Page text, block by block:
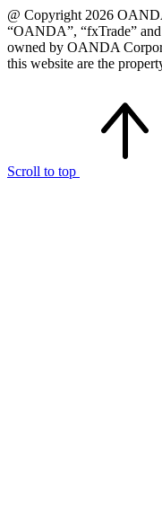
@ Copyright 2026
“OANDA”, “fxTrade”
owned by OANDA
this website are the
Scroll to top